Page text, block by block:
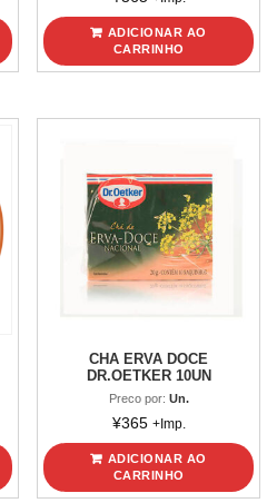
ADICIONAR AO
CARRINHO
CHA ERVA DOCE
DR.OETKER 10UN
Preco por: Un.
¥365 +Imp.
ADICIONAR AO
CARRINHO